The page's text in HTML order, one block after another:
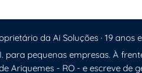
da Ai Soluções · 19 anos
para pequenas empresas. À
Ariquemes - RO - e escreve de